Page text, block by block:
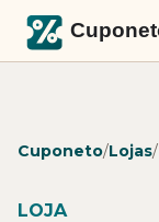
Cuponeto/Lojas/
LOJA